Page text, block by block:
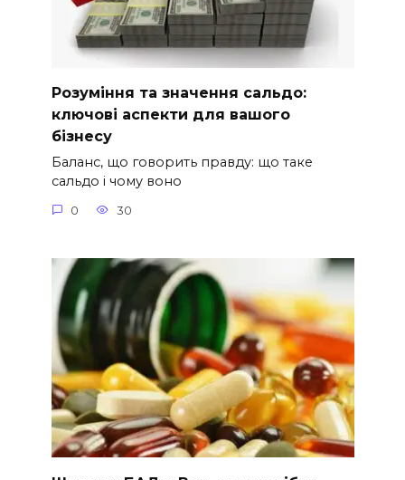
Розуміння та значення сальдо:
ключові аспекти для вашого
бізнесу
Баланс, що говорить правду: що таке
сальдо і чому воно
0 30